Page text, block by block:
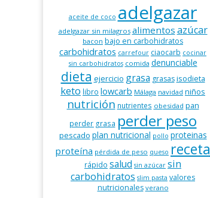
aceite de coco adelgazar
adelgazar sin milagros alimentos azúcar
bacon bajo en carbohidratos
carbohidratos carrefour ciaocarb cocinar
sin carbohidratos comida denunciable
dieta ejercicio grasa grasas isodieta
keto libro lowcarb Málaga navidad niños
nutrición nutrientes obesidad pan
perder grasa perder peso
pescado plan nutricional pollo proteinas
proteína pérdida de peso queso receta
rápido salud sin azúcar sin
carbohidratos slim pasta valores
nutricionales verano